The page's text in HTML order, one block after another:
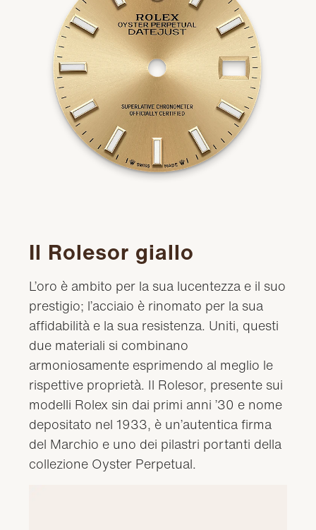
Il Rolesor giallo
L’oro è ambito per la sua lucentezza e il suo
prestigio; l’acciaio è rinomato per la sua
affidabilità e la sua resistenza. Uniti, questi
due materiali si combinano
armoniosamente esprimendo al meglio le
rispettive proprietà. Il Rolesor, presente sui
modelli Rolex sin dai primi anni ’30 e nome
depositato nel 1933, è un’autentica firma
del Marchio e uno dei pilastri portanti della
collezione Oyster Perpetual.